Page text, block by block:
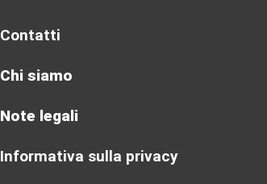
Contatti
Chi siamo
Note legali
Informativa sulla privacy